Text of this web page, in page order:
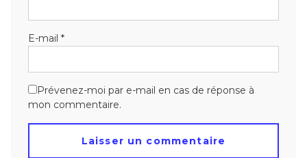
E-mail *
Prévenez-moi par e-mail en cas de réponse à
mon commentaire.